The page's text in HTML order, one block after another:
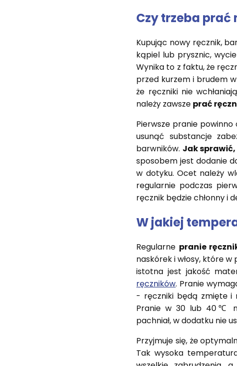
Czy trzeba prać
Kupując nowy ręcznik,
kąpiel lub prysznic,
Wynika to z faktu, że
przed kurzem i brudem
że ręczniki nie
należy zawsze prać
Pierwsze pranie
usunąć substancje
barwników. Jak
sposobem jest dodanie
w dotyku. Ocet należy
regularnie podczas
ręcznik będzie chłonny i
W jakiej
Regularne pranie
naskórek i włosy, które
istotna jest jakość
ręczników. Pranie
- ręczniki będą zmięte i
Pranie w 30 lub 40℃
pachniał, w dodatku nie
Przyjmuje się, że
Tak wysoka